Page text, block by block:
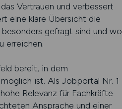
Vertrauen und verbessert
eine klare Übersicht die
gefragt sind und wo
erreichen.
bereit, in dem
ist. Als Jobportal Nr. 1
Relevanz für Fachkräfte
Ansprache und einer